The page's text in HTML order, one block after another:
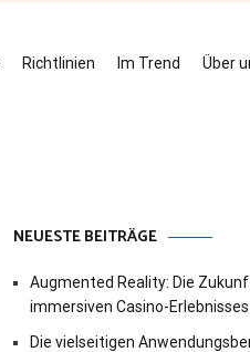
Richtlinien Im Trend Über
NEUESTE BEITRÄGE
Augmented Reality: Die
immersiven Casino-Erlebnisses
Die vielseitigen